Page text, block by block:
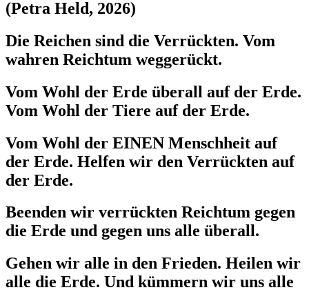
(Petra Held, 2026)
Die Reichen sind die Verrückten. Vom
wahren Reichtum weggerückt.
Vom Wohl der Erde überall auf der Erde.
Vom Wohl der Tiere auf der Erde.
Vom Wohl der EINEN Menschheit auf
der Erde. Helfen wir den Verrückten auf
der Erde.
Beenden wir verrückten Reichtum gegen
die Erde und gegen uns alle überall.
Gehen wir alle in den Frieden. Heilen wir
alle die Erde. Und kümmern wir uns alle